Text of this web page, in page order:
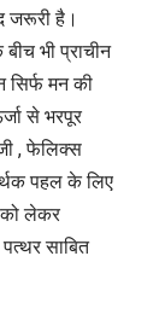
जरूरी है।
भी प्राचीन
सिर्फ मन की
से भरपूर
, फेलिक्स
पहल के लिए
को लेकर
साबित